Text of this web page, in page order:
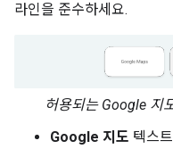
라인을 준수하세요.
허용되는 Google 지
Google 지도 텍스